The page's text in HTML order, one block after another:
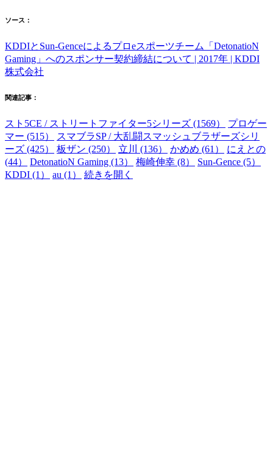
ソース：
KDDIとSun-Genceによるプロeスポーツチーム「DetonatioN
Gaming」へのスポンサー契約締結について | 2017年 | KDDI
株式会社
関連記事：
スト5CE / ストリートファイター5シリーズ (1569）
プロゲー
マー (515）
スマブラSP / 大乱闘スマッシュブラザーズシリ
ーズ (425）
板ザン (250） 立川 (136） かめめ (61）
にえとの
(44）
DetonatioN Gaming (13） 梅崎伸幸 (8）
Sun-Gence (5）
KDDI (1）
au (1） 続きを開く